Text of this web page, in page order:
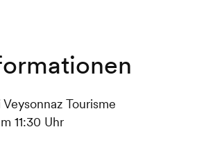
Tourisme
11:30 Uhr